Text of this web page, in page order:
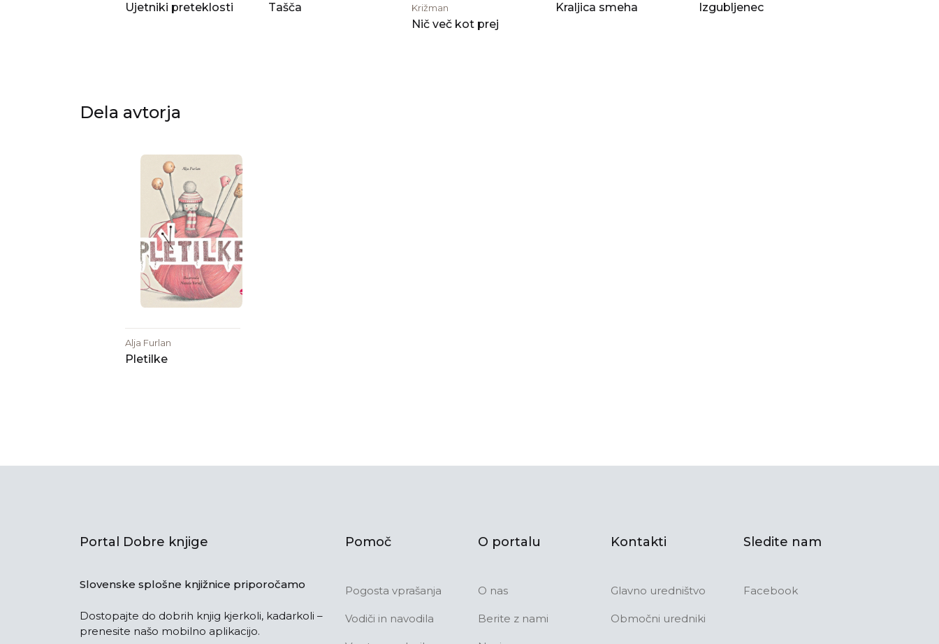
Ujetniki preteklosti Tašča
Križman
Nič več kot prej
Kraljica smeha Izgubljenec
Dela avtorja
Alja Furlan
Pletilke
Portal Dobre knjige
Slovenske splošne knjižnice priporočamo
Dostopajte do dobrih knjig kjerkoli, kadarkoli –
prenesite našo mobilno aplikacijo.
Pomoč
Pogosta vprašanja
Vodiči in navodila
O portalu
O nas
Berite z nami
Kontakti
Glavno uredništvo
Območni uredniki
Sledite nam
Facebook